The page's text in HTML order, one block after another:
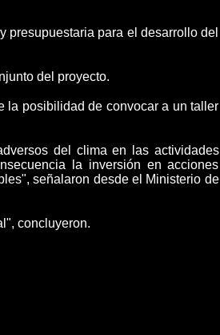
presupuestaria para el desarrollo del
del proyecto.
la posibilidad de convocar a un taller
del clima en las actividades
la inversión en acciones
, señalaron desde el Ministerio de
concluyeron.